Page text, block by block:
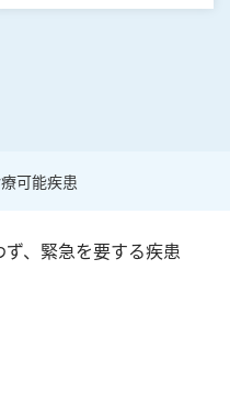
可能疾患
、緊急を要する疾患